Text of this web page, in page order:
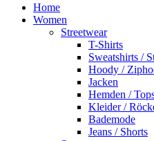
Home
Women
Streetwear
T-Shirts
Sweatshirts /
Hoody /
Jacken
Hemden /
Kleider /
Bademode
Jeans / Shorts